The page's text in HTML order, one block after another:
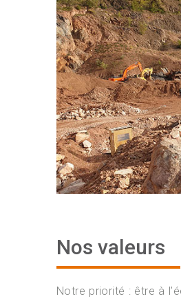
Nos valeurs
Notre priorité : être à